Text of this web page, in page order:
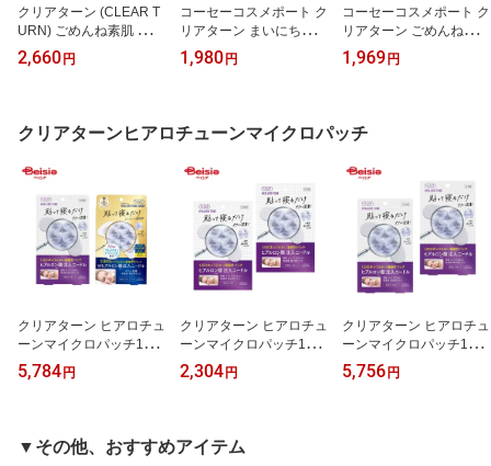
クリアターン (CLEAR T
URN) ごめんね素肌 スポ
ットケアマスク 60枚×2
個 | クリアターン ごめん
イスマスク シートマスク
集中ケア ポイントケア
い お得
2,660 円
コーセーコスメポート ク
リアターン まいにちごめ
んね素肌マスク 30枚 | ク
リアターン ごめんね素肌
毎日使える スキンケア
保湿 うるおい 毛穴
1,980 円
コーセーコスメポート ク
リアターン ごめんね素肌
おめざめスイッチマスク
30枚 | クリアターン ごめ
マスク シートマスク 朝
用 時短 スキンケア 毛穴
ノリ
1,969 円
クリアターンヒアロチューンマイクロパッチ
クリアターン ヒアロチュ
ーンマイクロパッチ150
0/2000+（3回分）セット
| クリアターン ヒアロチ
部分用シート状美容液 パ
ッチ 貼る美容液 ヒアル
5,784 円
クリアターン ヒアロチュ
ーンマイクロパッチ1500
2個セット | クリアターン
ヒアロチューン マイクロ
美容液 ヒアルロン酸 集
中ケア 目元 口元 乾燥 エ
2,304 円
クリアターン ヒアロチュ
ーンマイクロパッチ1500
3回分 2個セット | クリア
ターン ヒアロチューン
5,756 円
▼その他、おすすめアイテム